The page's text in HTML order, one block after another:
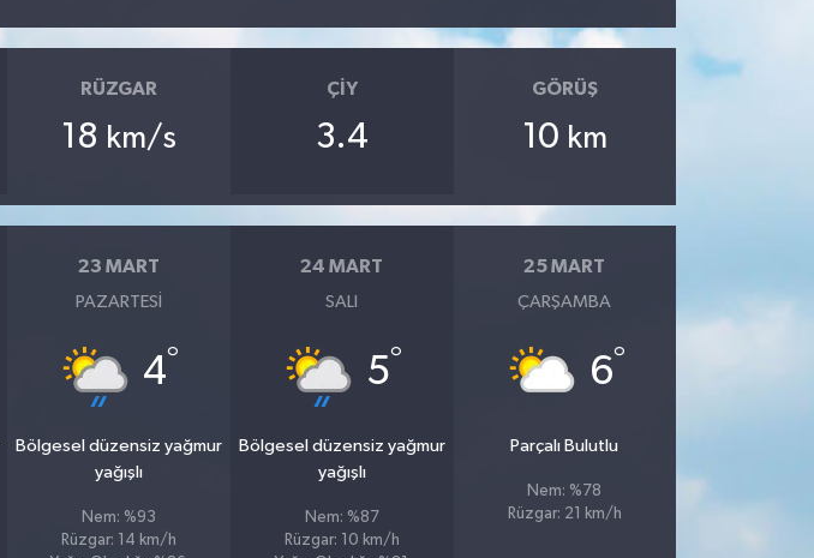
RÜZGAR
18 km/s
ÇIY
3.4
GÖRÜŞ
10 km
23 MART
PAZARTESI
4°
Bölgesel düzensiz yağmur
yağışlı
Nem: %93
Rüzgar: 14 km/h
24 MART
SALI
5°
Bölgesel düzensiz yağmur
yağışlı
Nem: %87
Rüzgar: 10 km/h
25 MART
ÇARŞAMBA
6°
Parçalı Bulutlu
Nem: %78
Rüzgar: 21 km/h